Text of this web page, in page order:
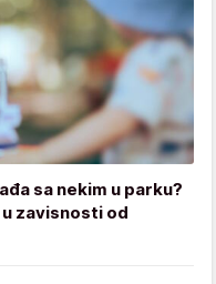
sa nekim u parku?
zavisnosti od